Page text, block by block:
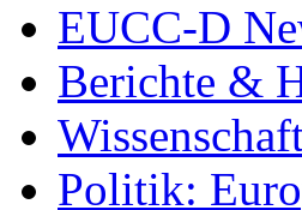
EUCC-D
Berichte &
Politik: